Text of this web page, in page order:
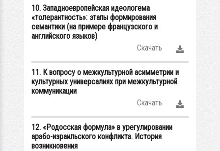
10. Западноевропейская идеологема
«толерантность»: этапы формирования
семантики (на примере французского и
английского языков)
Скачать
11. К вопросу о межкультурной асимметрии и
культурных универсалиях при межкультурной
коммуникации
Скачать
12. «Родосская формула» в урегулировании
арабо-израильского конфликта. История
возникновения